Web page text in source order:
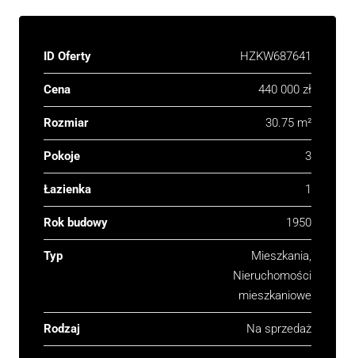
ID Oferty HZKW687641
Cena 440 000 zł
Rozmiar 30.75 m²
Pokoje 3
Łazienka 1
Rok budowy 1950
Typ
Mieszkania,
Nieruchomości
mieszkaniowe
Rodzaj Na sprzedaż